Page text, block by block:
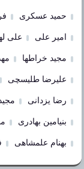
حمید عسکری
امیر علی علی
مجید خراطها
علیرضا طلیسچی
رضا یزدانی
بنیامین بهادری
بهنام علمشاهی